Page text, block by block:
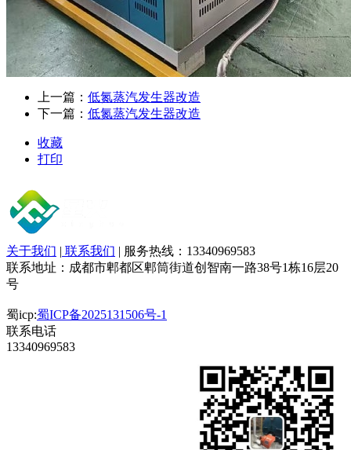
上一篇： 低氮蒸汽发生器改造
下一篇： 低氮蒸汽发生器改造
收藏
打印
关于我们 | 联系我们 | 服务热线：13340969583
联系地址：成都市郫都区郫筒街道创智南一路38号1栋16层20
号
蜀icp:蜀ICP备2025131506号-1
联系电话
13340969583